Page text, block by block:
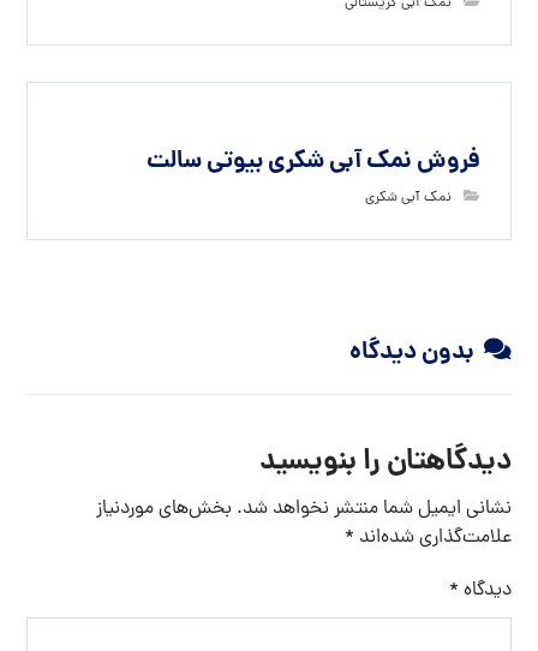
فروش نمک آبی شکری بیوتی سالت
نمک آبی شکری
بدون دیدگاه
دیدگاهتان را بنویسید
نشانی ایمیل شما منتشر نخواهد شد. بخش‌های موردنیاز
علامت‌گذاری شده‌اند *
دیدگاه *